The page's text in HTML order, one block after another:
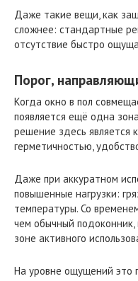
Даже такие вещи, как
сложнее: стандартные
отсутствие быстро
Порог,
Когда окно в пол
появляется ещё одна
решение здесь является
герметичностью,
Даже при аккуратном
повышенные нагрузки:
температуры. Со
чем обычный
зоне активного
На уровне ощущений это